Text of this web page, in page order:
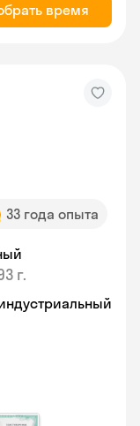
время
33 года опыта
г.